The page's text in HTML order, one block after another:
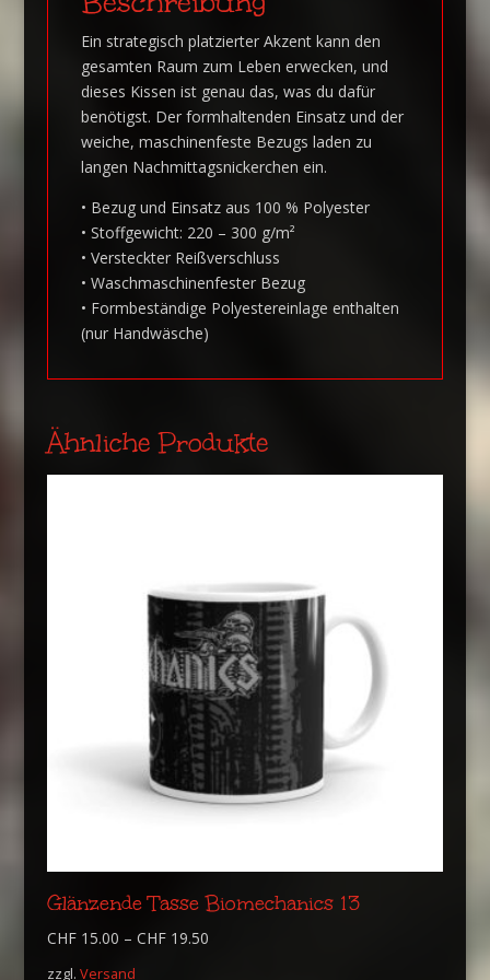
Ein strategisch platzierter Akzent kann den
gesamten Raum zum Leben erwecken, und
dieses Kissen ist genau das, was du dafür
benötigst. Der formhaltenden Einsatz und der
weiche, maschinenfeste Bezugs laden zu
langen Nachmittagsnickerchen ein.
• Bezug und Einsatz aus 100 % Polyester
• Stoffgewicht: 220 – 300 g/m²
• Versteckter Reißverschluss
• Waschmaschinenfester Bezug
• Formbeständige Polyestereinlage enthalten
(nur Handwäsche)
Ähnliche Produkte
Glänzende Tasse Biomechanics 13
CHF15.00 – CHF19.50
zzgl. Versand